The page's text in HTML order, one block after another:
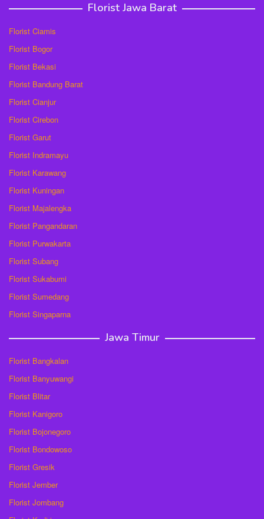
Florist Jawa Barat
Florist Ciamis
Florist Bogor
Florist Bekasi
Florist Bandung Barat
Florist Cianjur
Florist Cirebon
Florist Garut
Florist Indramayu
Florist Karawang
Florist Kuningan
Florist Majalengka
Florist Pangandaran
Florist Purwakarta
Florist Subang
Florist Sukabumi
Florist Sumedang
Florist Singaparna
Jawa Timur
Florist Bangkalan
Florist Banyuwangi
Florist Blitar
Florist Kanigoro
Florist Bojonegoro
Florist Bondowoso
Florist Gresik
Florist Jember
Florist Jombang